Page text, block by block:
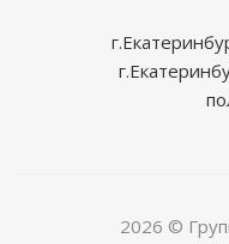
2026 ©